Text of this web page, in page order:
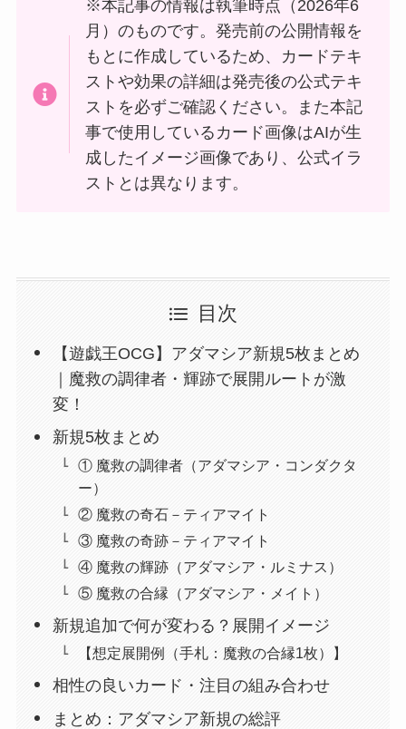
※本記事の情報は執筆時点（2026年6
月）のものです。発売前の公開情報を
もとに作成しているため、カードテキ
ストや効果の詳細は発売後の公式テキ
ストを必ずご確認ください。また本記
事で使用しているカード画像はAIが生
成したイメージ画像であり、公式イラ
ストとは異なります。
目次
【遊戯王OCG】アダマシア新規5枚まとめ
｜魔救の調律者・輝跡で展開ルートが激
変！
新規5枚まとめ
① 魔救の調律者（アダマシア・コンダクタ
ー）
② 魔救の奇石－ティアマイト
③ 魔救の奇跡－ティアマイト
④ 魔救の輝跡（アダマシア・ルミナス）
⑤ 魔救の合縁（アダマシア・メイト）
新規追加で何が変わる？展開イメージ
【想定展開例（手札：魔救の合縁1枚）】
相性の良いカード・注目の組み合わせ
まとめ：アダマシア新規の総評